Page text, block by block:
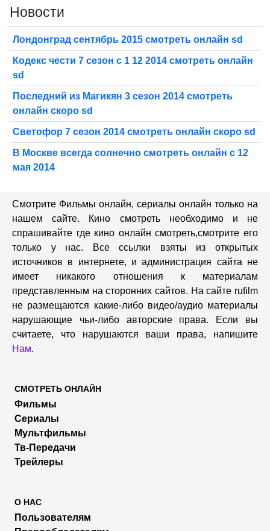
Новости
Лондонград сентябрь 2015 смотреть онлайн sd
Кодекс чести 7 сезон с 1 12 2014 смотреть онлайн
sd
Последний из Магикян 3 сезон 2014 смотреть
онлайн скоро sd
Светофор 7 сезон 2014 смотреть онлайн скоро sd
В Москве всегда солнечно смотреть онлайн с 12
мая 2014
Смотрите Фильмы онлайн, сериалы онлайн только на
нашем сайте. Кино смотреть необходимо и не
спрашивайте где кино онлайн смотреть,cмотрите его
только у нас. Все ссылки взяты из открытых
источников в интернете, и администрация сайта не
имеет никакого отношения к материалам
представленным на сторонних сайтов. На сайте rufilm
не размещаются какие-либо видео/аудио материалы
нарушающие чьи-либо авторские права. Если вы
считаете, что нарушаются ваши права, напишите
Нам.
СМОТРЕТЬ ОНЛАЙН
Фильмы
Сериалы
Мультфильмы
Тв-Передачи
Трейлеры
О НАС
Пользователям